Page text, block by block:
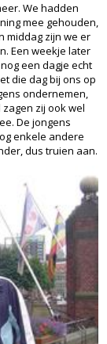
We hadden
mee gehouden,
middag zijn we er
Een weekje later
een dagje echt
die dag bij ons op
ondernemen,
zij ook wel
De jongens
enkele andere
dus truien aan.